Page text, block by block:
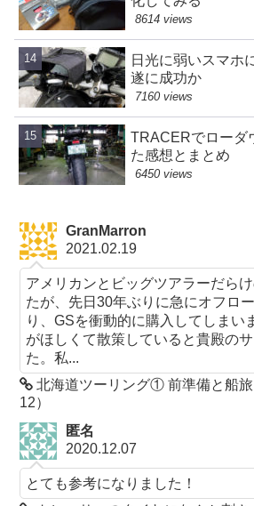
8614 views
日光に弱いスマホ
遂に成功か
7160 views
TRACERでローダ
た感想とまとめ
6450 views
GranMarron
2021.02.19
アメリカンとビッグツアラーだら
たが、先日30年ぶりに急にオフロ
り、GSを衝動的に購入してしまい
がほしくて散策していると貴殿の
た。私...
北海道ツーリング① 前準備と船
12）
匿名
2020.12.07
とても参考になりました！